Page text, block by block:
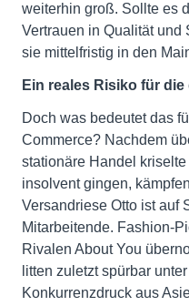
weiterhin groß. Sollte es
Vertrauen in Qualität und
sie mittelfristig in den
Ein reales Risiko für
Doch was bedeutet das
Commerce? Nachdem
stationäre Handel
insolvent gingen,
Versandriese Otto ist auf
Mitarbeitende. Fashion-
Rivalen About You
litten zuletzt spürbar
Konkurrenzdruck aus